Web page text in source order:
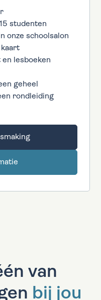
studenten
onze schoolsalon
lesboeken
geheel
rondleiding
van
bij jou